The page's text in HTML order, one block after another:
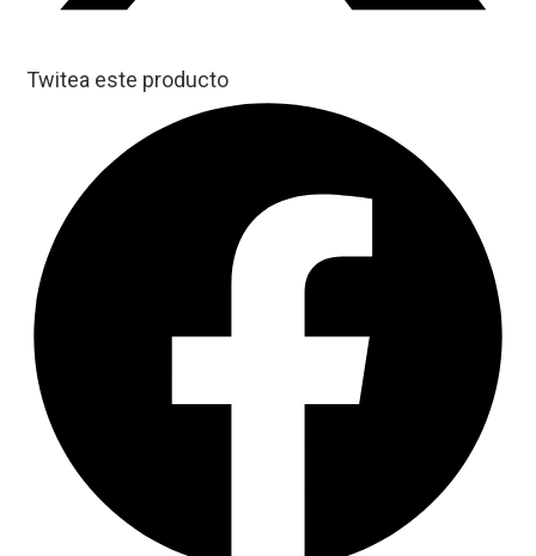
Twitea este producto